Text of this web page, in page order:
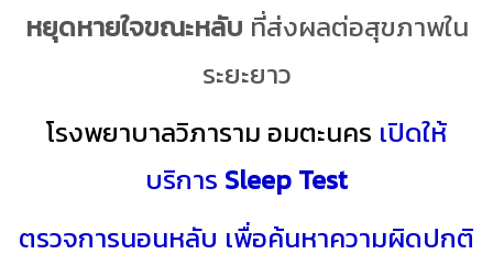
หยุดหายใจขณะหลับ ที่ส่งผลต่อสุขภาพใน
ระยะยาว
โรงพยาบาลวิภาราม อมตะนคร เปิดให้
บริการ Sleep Test
ตรวจการนอนหลับ เพื่อค้นหาความผิดปกติ